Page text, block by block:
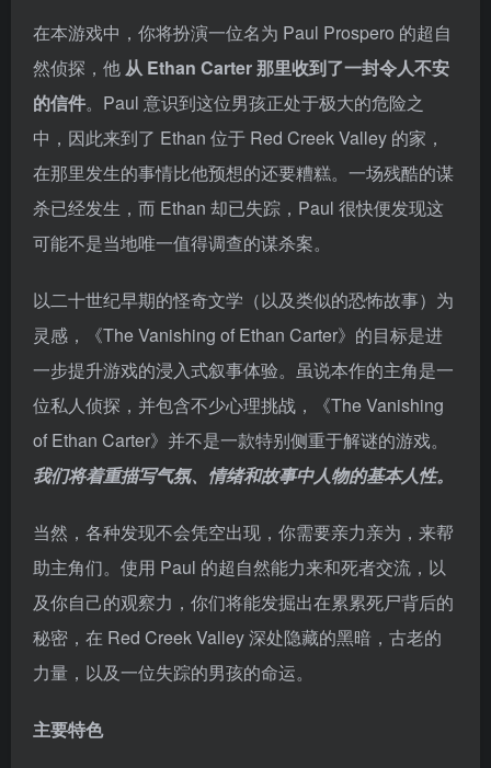
在本游戏中，你将扮演一位名为 Paul Prospero 的超自
然侦探，他 从 Ethan Carter 那里收到了一封令人不安
的信件。Paul 意识到这位男孩正处于极大的危险之
中，因此来到了 Ethan 位于 Red Creek Valley 的家，
在那里发生的事情比他预想的还要糟糕。一场残酷的谋
杀已经发生，而 Ethan 却已失踪，Paul 很快便发现这
可能不是当地唯一值得调查的谋杀案。
以二十世纪早期的怪奇文学（以及类似的恐怖故事）为
灵感，《The Vanishing of Ethan Carter》的目标是进
一步提升游戏的浸入式叙事体验。虽说本作的主角是一
位私人侦探，并包含不少心理挑战，《The Vanishing
of Ethan Carter》并不是一款特别侧重于解谜的游戏。
我们将着重描写气氛、情绪和故事中人物的基本人性。
当然，各种发现不会凭空出现，你需要亲力亲为，来帮
助主角们。使用 Paul 的超自然能力来和死者交流，以
及你自己的观察力，你们将能发掘出在累累死尸背后的
秘密，在 Red Creek Valley 深处隐藏的黑暗，古老的
力量，以及一位失踪的男孩的命运。
主要特色